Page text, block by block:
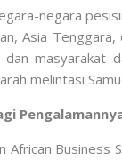
negara
Asia
dan masyarakat
melintasi
African Business